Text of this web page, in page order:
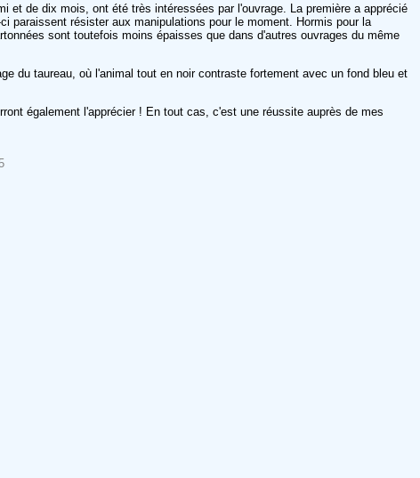
de dix mois, ont été très intéressées par l'ouvrage. La première a apprécié
paraissent résister aux manipulations pour le moment. Hormis pour la
sont toutefois moins épaisses que dans d'autres ouvrages du même
du taureau, où l'animal tout en noir contraste fortement avec un fond bleu et
également l'apprécier ! En tout cas, c'est une réussite auprès de mes